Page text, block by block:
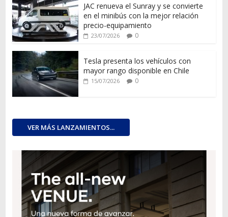
JAC renueva el Sunray y se convierte
en el minibús con la mejor relación
precio-equipamiento
23/07/2026 0
Tesla presenta los vehículos con
mayor rango disponible en Chile
15/07/2026 0
VER MÁS LANZAMIENTOS...